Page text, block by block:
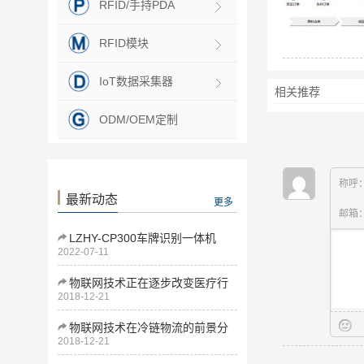
RFID/手持PDA
RFID模块
IoT数据采集器
ODM/OEM定制
最新动态 更多
LZHY-CP300车牌识别一体机
2022-07-11
物联网技术正在逐步改变医疗行
业
2018-12-21
物联网技术在冷链物流的前景分
析
2018-12-21
相关推荐
称呼
邮箱